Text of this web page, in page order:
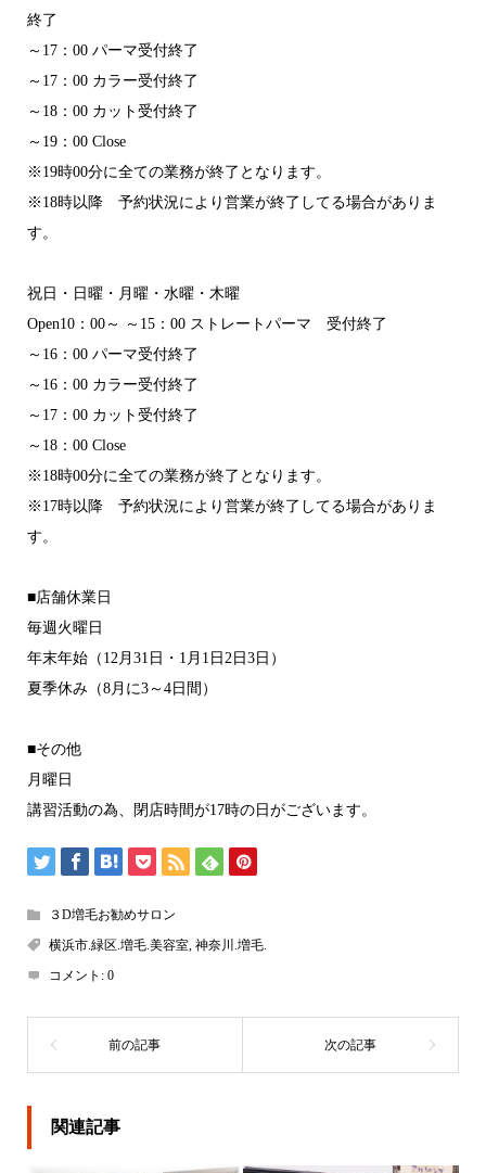
終了
～17：00 パーマ受付終了
～17：00 カラー受付終了
～18：00 カット受付終了
～19：00 Close
※19時00分に全ての業務が終了となります。
※18時以降 予約状況により営業が終了してる場合がありま
す。
祝日・日曜・月曜・水曜・木曜
Open10：00～ ～15：00 ストレートパーマ 受付終了
～16：00 パーマ受付終了
～16：00 カラー受付終了
～17：00 カット受付終了
～18：00 Close
※18時00分に全ての業務が終了となります。
※17時以降 予約状況により営業が終了してる場合がありま
す。
■店舗休業日
毎週火曜日
年末年始（12月31日・1月1日2日3日）
夏季休み（8月に3～4日間）
■その他
月曜日
講習活動の為、閉店時間が17時の日がございます。
３D増毛お勧めサロン
横浜市.緑区.増毛.美容室, 神奈川.増毛.
コメント: 0
関連記事